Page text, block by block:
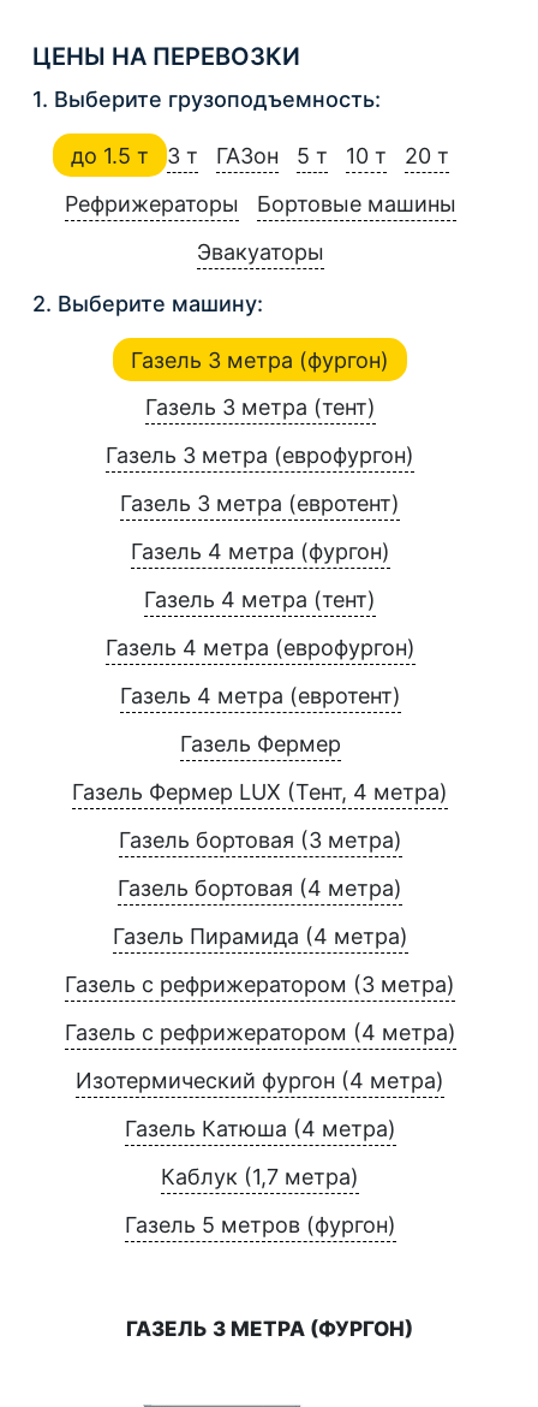
ЦЕНЫ НА ПЕРЕВОЗКИ
1. Выберите грузоподъемность:
до 1.5 т 3 т ГАЗон 5 т 10 т
20 т
Рефрижераторы
Бортовые машины
Эвакуаторы
2. Выберите машину:
Газель 3 метра (фургон)
Газель 3 метра (тент)
Газель 3 метра (еврофургон)
Газель 3 метра (евротент)
Газель 4 метра (фургон)
Газель 4 метра (тент)
Газель 4 метра (еврофургон)
Газель 4 метра (евротент)
Газель Фермер
Газель Фермер LUX (Тент, 4 метра)
Газель бортовая (3 метра)
Газель бортовая (4 метра)
Газель Пирамида (4 метра)
Газель с рефрижератором (3 метра)
Газель с рефрижератором (4 метра)
Изотермический фургон (4 метра)
Газель Катюша (4 метра)
Каблук (1,7 метра)
Газель 5 метров (фургон)
ГАЗЕЛЬ 3 МЕТРА (ФУРГОН)